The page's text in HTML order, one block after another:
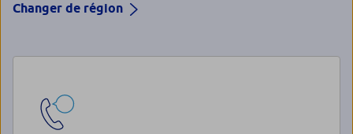
Changer de région